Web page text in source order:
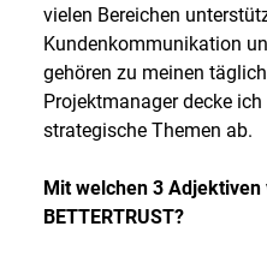
vielen Bereichen
Kundenkommunikation
gehören zu meinen
Projektmanager decke
strategische Themen ab.
Mit welchen 3 Adjektiven
BETTERTRUST?